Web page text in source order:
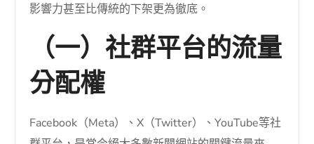
影響力甚至比傳統的下架更為徹底。
（一）社群平台的流量
分配權
Facebook（Meta）、X（Twitter）、YouTube等社